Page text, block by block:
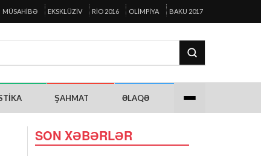
MÜSAHIBƏ EKSKLÜZIV RIO 2016 OLIMPIYA BAKU 2017
ŞAHMAT ƏLAQƏ
SON XƏBƏRLƏR